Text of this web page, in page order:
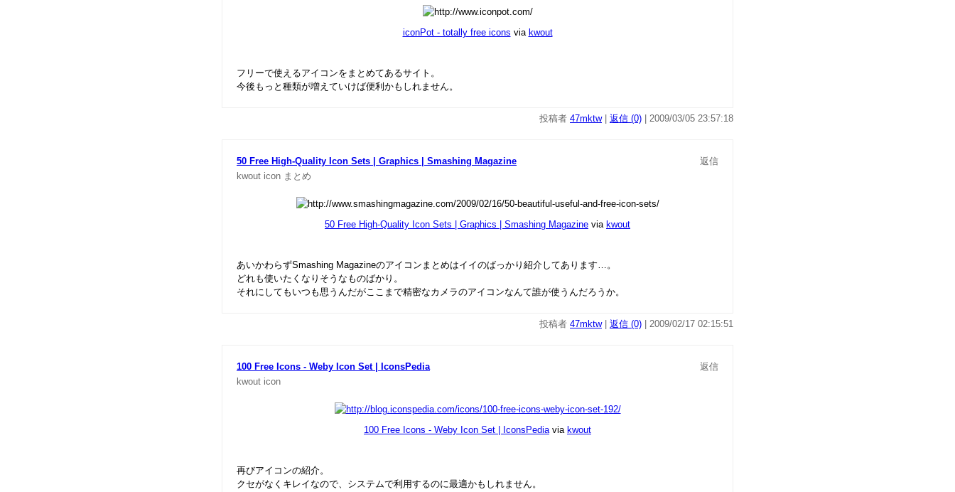
iconPot - totally free icons via kwout
フリーで使えるアイコンをまとめてあるサイト。
今後もっと種類が増えていけば便利かもしれません。
投稿者 47mktw| 返信 (0) | 2009/03/05 23:57:18
50 Free High-Quality Icon Sets | Graphics | Smashing Magazine
返信
kwout icon まとめ
50 Free High-Quality Icon Sets | Graphics | Smashing Magazine via kwout
あいかわらずSmashing Magazineのアイコンまとめはイイのばっかり紹介してあります…。
どれも使いたくなりそうなものばかり。
それにしてもいつも思うんだがここまで精密なカメラのアイコンなんて誰が使うんだろうか。
投稿者 47mktw| 返信 (0) | 2009/02/17 02:15:51
100 Free Icons - Weby Icon Set | IconsPedia
返信
kwout icon
100 Free Icons - Weby Icon Set | IconsPediavia kwout
再びアイコンの紹介。
クセがなくキレイなので、システムで利用するのに最適かもしれません。